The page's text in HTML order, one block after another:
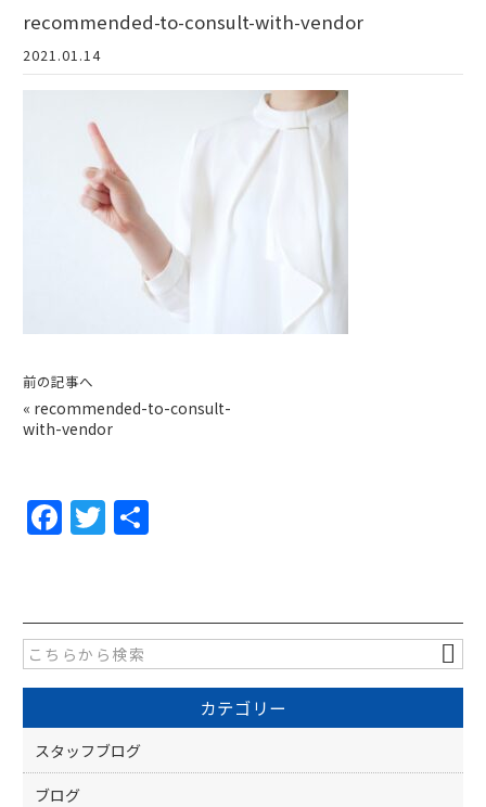
recommended-to-consult-with-vendor
2021.01.14
前の記事へ
« recommended-to-consult-
with-vendor
F
e
b
o
o
k
T
er
カテゴリー
スタッフブログ
ブログ